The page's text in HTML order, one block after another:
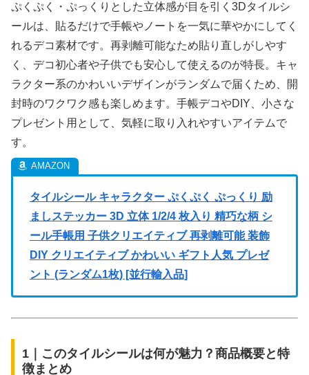
ぷくぷく・ぷっくりとした立体感が目を引く3Dタイルシ
ールは、貼るだけで手帳やノートを一気に華やかにしてく
れるデコ素材です。再剥離可能なため貼り直しがしやす
く、デコ初心者や子供でも安心して使えるのが特長。キャ
ラクター系のかわいいデザインがランダムで届くため、開
封時のワクワク感も楽しめます。手帳デコやDIY、小さな
プレゼント用として、気軽に取り入れやすいアイテムで
す。
タイルシール キャラクター ぷくぷく ぷっくり 励
ましステッカー 3D 立体 1/2/4 枚入り 精巧な柄 シ
ール手帳用 子供クリエイティブ 再剥離可能 装飾
DIY クリエイティブ かわいい ギフト人気 プレゼ
ント (ランダム1枚) [並行輸入品]
1｜このタイルシールは何が魅力？商品概要と特
徴まとめ